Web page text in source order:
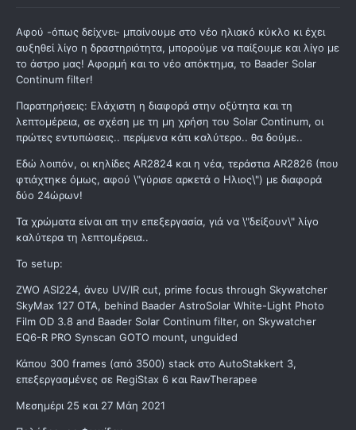
Αφού -όπως δείχνει- μπαίνουμε στο νέο ηλιακό κύκλο κι έχει
αυξηθεί λίγο η δραστηριότητα, μπορούμε να παίξουμε και λίγο με
το άστρο μας! Αφορμή και το νέο απόκτημα, το Baader Solar
Continum filter!
Παρατηρήσεις: Ελάχιστη η διαφορά στην οξύτητα και τη
λεπτομέρεια, σε σχέση με τη μη χρήση του Solar Continum, οι
πρώτες εντυπώσεις.. περίμενα κάτι καλύτερο.. θα δούμε..
Εδώ λοιπόν, οι κηλίδες AR2824 και η νέα, τεράστια AR2826 (που
φτιάχτηκε όμως, αφού \"γύρισε αρκετά ο Ηλιος\") με διαφορά
δύο 24ώρων!
Τα χρώματα είναι απ την επεξεργασία, γιά να \"δείξουν\" λίγο
καλύτερα τη λεπτομέρεια..
Το setup:
ZWO ASI224, άνευ UV/IR cut, prime focus through Skywatcher
SkyMax 127 OTA, behind Baader AstroSolar White-Light Photo
Film OD 3.8 and Baader Solar Continum filter, on Skywatcher
EQ6-R PRO Synscan GOTO mount, unguided
Κάπου 300 frames (από 3500) stack στο AutoStakkert 3,
επεξεργασμένες σε RegiStax 6 και RawTherapee
Μεσημέρι 25 και 27 Μάη 2021